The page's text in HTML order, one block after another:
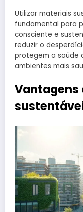
Utilizar materiais
fundamental para
consciente e
reduzir o
protegem a saúde
ambientes mais
Vantagens